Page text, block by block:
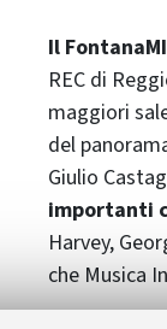
Il
REC di
maggiori
del
Giulio
importanti
Harvey,
che Musica